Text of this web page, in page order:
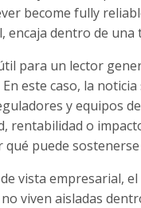
become fully
encaja dentro de una
para un lector
este caso, la
y equipos
rentabilidad o
puede
vista empresarial,
viven aisladas